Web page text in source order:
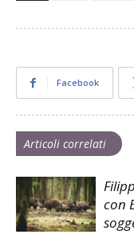
Facebook
Articoli correlati
con